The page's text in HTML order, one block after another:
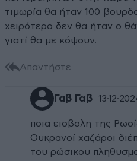
τιμωρία θα ήταν 100
χειρότερο δεν θα ήταν ο
γιατί θα με κόψουν.
Απαντήστε
Γαβ Γαβ
ποια εισβολη της
Ουκρανοί χαζάροι
του ρώσικου